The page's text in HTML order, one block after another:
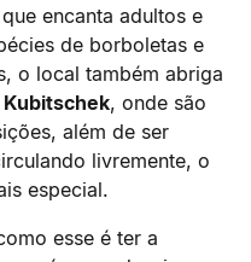
encanta adultos e
de borboletas e
o local também abriga
, onde são
além de ser
livremente, o
especial.
esse é ter a